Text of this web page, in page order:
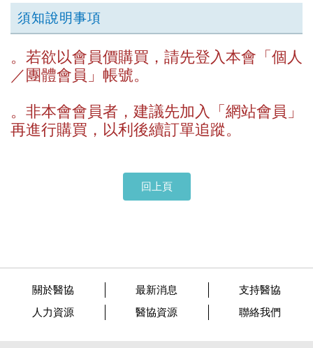
須知說明事項
。若欲以會員價購買，請先登入本會「 個人
／團體會員」帳號。
。非本會會員者，建議先加入「網站會員」
再進行購買，以利後續訂單追蹤。
回上頁
關於醫協 最新消息
支持醫協
人力資源
醫協資源 聯絡我們